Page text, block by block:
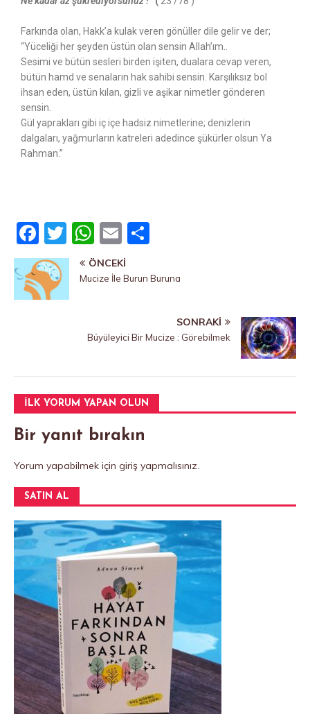
Farkında olan, Hakk’a kulak veren gönüller dile gelir ve der;
“Yüceliği her şeyden üstün olan sensin Allah’ım..
Sesimi ve bütün sesleri birden işiten, dualara cevap veren,
bütün hamd ve senaların hak sahibi sensin. Karşılıksız bol
ihsan eden, üstün kılan, gizli ve aşikar nimetler gönderen
sensin.
Gül yaprakları gibi iç içe hadsiz nimetlerine; denizlerin
dalgaları, yağmurların katreleri adedince şükürler olsun Ya
Rahman.”
F
a
c
e
k
T
w
it
te
W
h
at
p
E
m
ai yl
ÖNCEKI
Mucize İle Burun Buruna
SONRAKI
Büyüleyici Bir Mucize : Görebilmek
İLK YORUM YAPAN OLUN
Bir yanıt bırakın
Yorum yapabilmek için giriş yapmalısınız.
SATIN AL